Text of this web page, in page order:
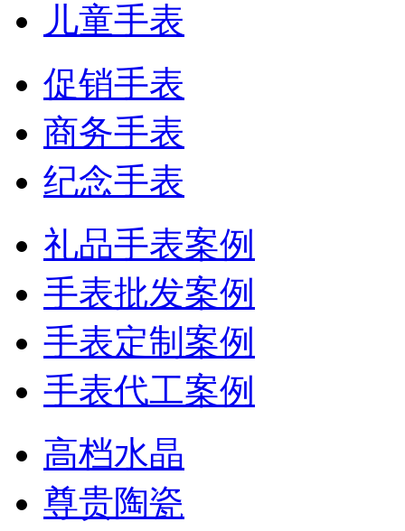
儿童手表
促销手表
商务手表
纪念手表
礼品手表案例
手表批发案例
手表定制案例
手表代工案例
高档水晶
尊贵陶瓷